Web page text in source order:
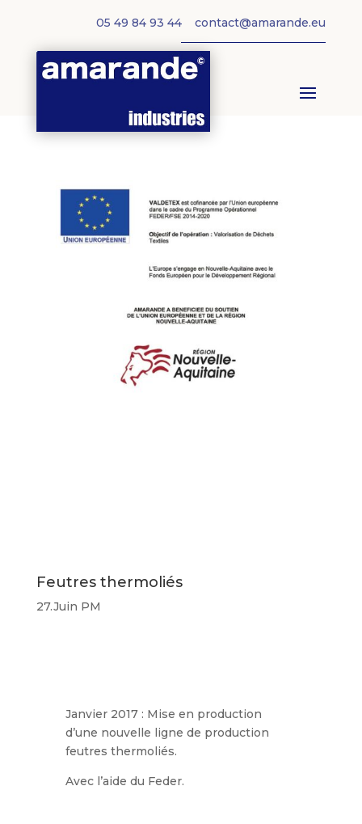
05 49 84 93 44 contact@amarande.eu
Feutres thermoliés
27.Juin PM
Janvier 2017 : Mise en production
d’une nouvelle ligne de production
feutres thermoliés.
Avec l’aide du Feder.